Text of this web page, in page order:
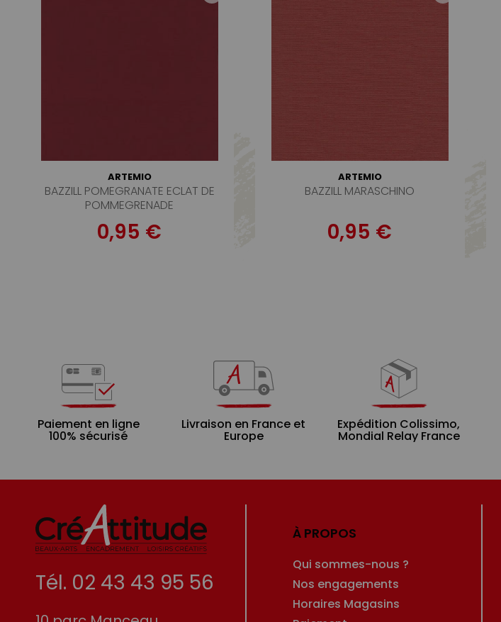
ARTEMIO
BAZZILL POMEGRANATE ECLAT DE
POMMEGRENADE
0,95 €
ARTEMIO
BAZZILL MARASCHINO
0,95 €
Paiement en ligne
100% sécurisé
Livraison en France et
Europe
Expédition Colissimo,
Mondial Relay France
Tél. 02 43 43 95 56
À PROPOS
Qui sommes-nous ?
Nos engagements
Horaires Magasins